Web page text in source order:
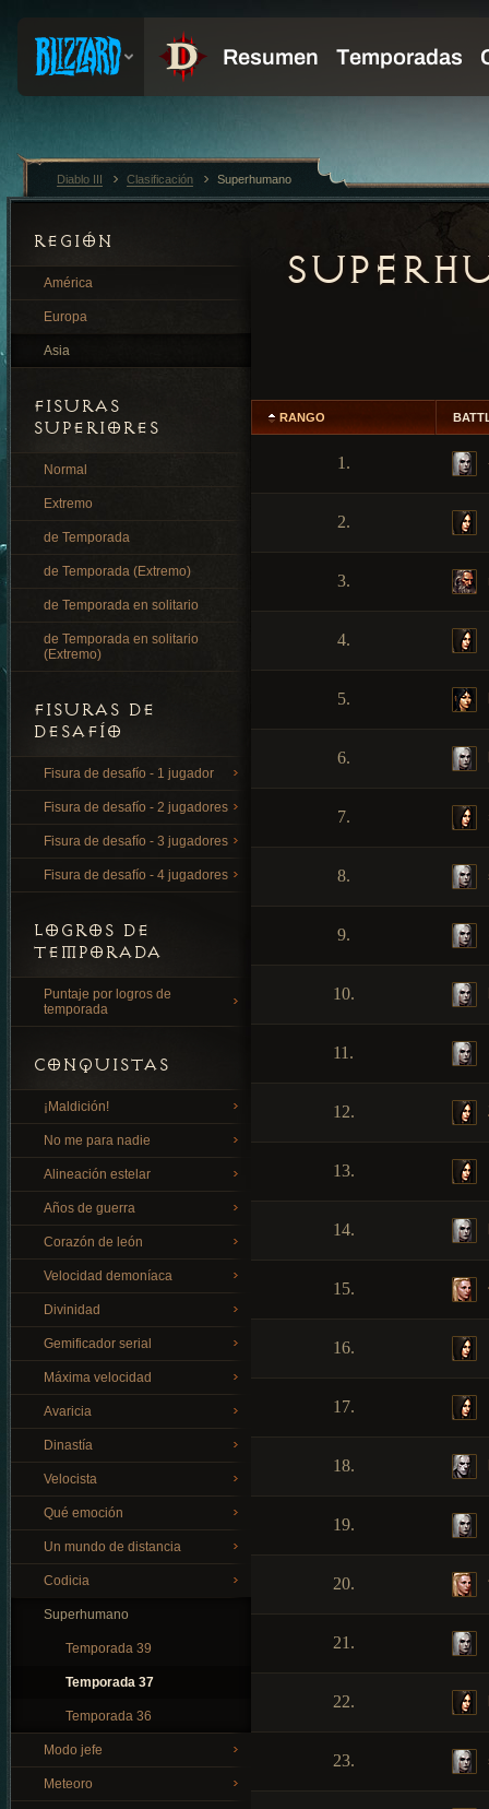
REGIÓN
América
Europa
Asia
FISURAS
SUPERIORES
Normal
Extremo
de Temporada
de Temporada (Extremo)
de Temporada en solitario
de Temporada en solitario
(Extremo)
FISURAS DE
DESAFÍO
Fisura de desafío - 1 jugador
Fisura de desafío - 2 jugadores
Fisura de desafío - 3 jugadores
Fisura de desafío - 4 jugadores
LOGROS DE
TEMPORADA
Puntaje por logros de
temporada
CONQUISTAS
¡Maldición!
No me para nadie
Alineación estelar
Años de guerra
Corazón de león
Velocidad demoníaca
Divinidad
Gemificador serial
Máxima velocidad
Avaricia
Dinastía
Velocista
Qué emoción
Un mundo de distancia
Codicia
Superhumano
Temporada 39
Temporada 37
Temporada 36
Modo jefe
Meteoro
RANGO
1.
2.
3.
4.
5.
6.
7.
8.
9.
10.
11.
12.
13.
14.
15.
16.
17.
18.
19.
20.
21.
22.
23.
Diablo III Clasificación Superhumano